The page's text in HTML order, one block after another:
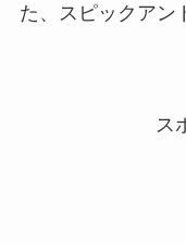
た、スピックアン
ス